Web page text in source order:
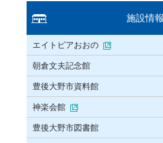
施設情報
エイトピアおおの
朝倉文夫記念館
豊後大野市資料館
神楽会館
豊後大野市図書館